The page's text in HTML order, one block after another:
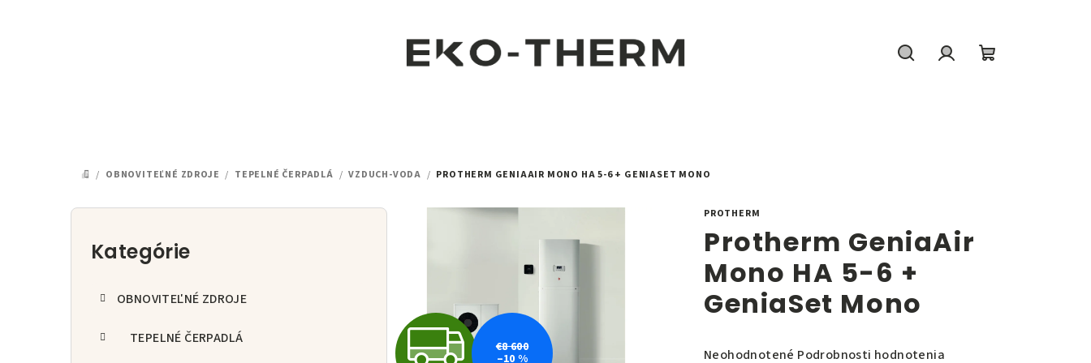
DOMOV
/ OBNOVITEĽNÉ ZDROJE / TEPELNÉ ČERPADLÁ / VZDUCH-VODA / PROTHERM GENIAAIR MONO HA 5-6 + GENIASET MONO
B
Preskočiť
kategórie
Kategórie
OBNOVITEĽNÉ ZDROJE
TEPELNÉ ČERPADLÁ
PROTHERM
Protherm GeniaAir
Mono HA 5-6 +
GeniaSet Mono
Priemerné
Neohodnotené Podrobnosti hodnotenia
Z€8 600
–10 %